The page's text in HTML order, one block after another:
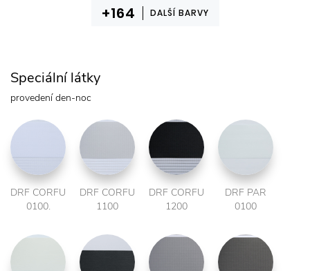
DALŠÍ BARVY
Speciální látky
provedení den-noc
DRF CORFU
0100.
DRF CORFU
1100
DRF CORFU
1200
DRF PAR
0100